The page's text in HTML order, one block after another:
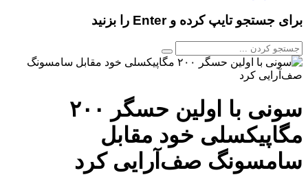
برای جستجو تایپ کرده و Enter را بزنید
سونی با اولین حسگر ۲۰۰
مگاپیکسلی خود مقابل
سامسونگ صف‌آرایی کرد